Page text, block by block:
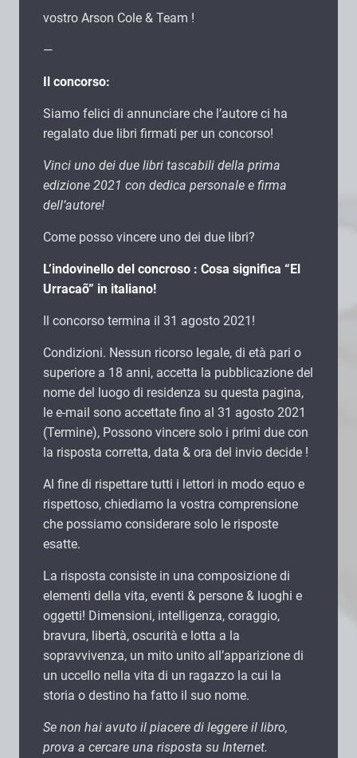
vostro Arson Cole & Team !
—
Il concorso:
Siamo felici di annunciare che l’autore ci ha
regalato due libri firmati per un concorso!
Vinci uno dei due libri tascabili della prima
edizione 2021 con dedica personale e firma
dell’autore!
Come posso vincere uno dei due libri?
L’indovinello del concroso : Cosa significa “El
Urracaõ” in italiano!
Il concorso termina il 31 agosto 2021!
Condizioni. Nessun ricorso legale, di età pari o
superiore a 18 anni, accetta la pubblicazione del
nome del luogo di residenza su questa pagina,
le e-mail sono accettate fino al 31 agosto 2021
(Termine), Possono vincere solo i primi due con
la risposta corretta, data & ora del invio decide !
Al fine di rispettare tutti i lettori in modo equo e
rispettoso, chiediamo la vostra comprensione
che possiamo considerare solo le risposte
esatte.
La risposta consiste in una composizione di
elementi della vita, eventi & persone & luoghi e
oggetti! Dimensioni, intelligenza, coraggio,
bravura, libertà, oscurità e lotta a la
sopravvivenza, un mito unito all’apparizione di
un uccello nella vita di un ragazzo la cui la
storia o destino ha fatto il suo nome.
Se non hai avuto il piacere di leggere il libro,
prova a cercare una risposta su Internet.